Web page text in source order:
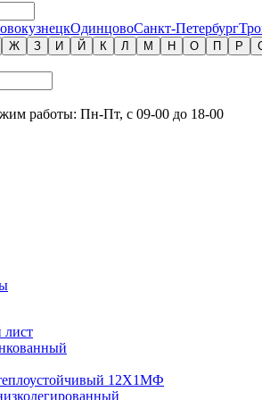
ОдинцовоСанкт-Петербург
Ж З И Й К Л М Н О П Р
работы: Пн-Пт, с 09-00 до 18-00
лист
12Х1МФ